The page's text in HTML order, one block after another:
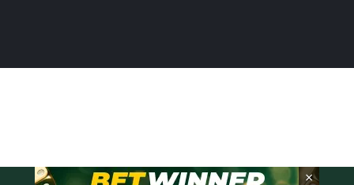
×